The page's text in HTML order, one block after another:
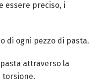
essere preciso, i
di ogni pezzo di pasta.
attraverso la
torsione.